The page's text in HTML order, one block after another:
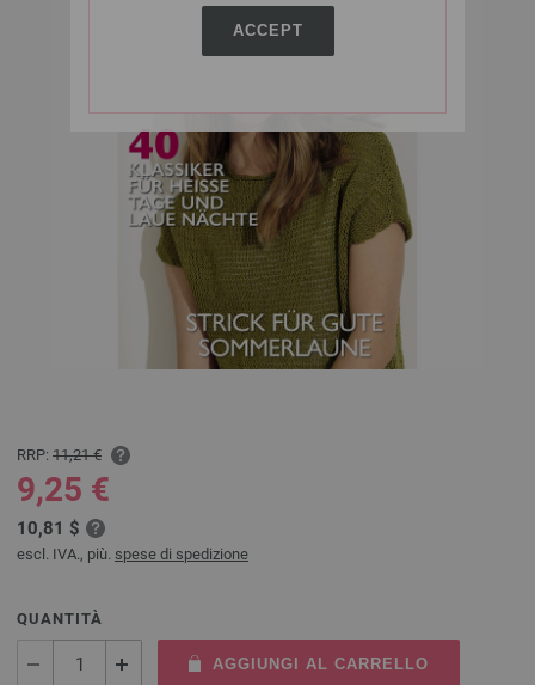
ACCEPT
RRP: 11,21 €
9,25 €
10,81 $
escl. IVA., più. spese di spedizione
QUANTITÀ
AGGIUNGI AL CARRELLO